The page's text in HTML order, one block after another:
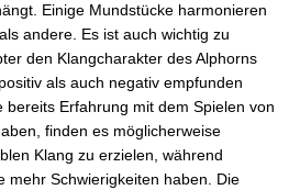
Einige Mundstücke harmonieren
andere. Es ist auch wichtig zu
den Klangcharakter des Alphorns
als auch negativ empfunden
bereits Erfahrung mit dem Spielen von
finden es möglicherweise
Klang zu erzielen, während
mehr Schwierigkeiten haben. Die